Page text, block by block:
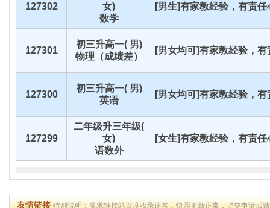
127302
女)
数学
[男生]有家教经验，有责任
127301
初三升高一( 男)
物理（成绩差）
[男女均可]有家教经验，
127300
初三升高一( 男)
英语
[男女均可]有家教经验，
127299
二年级升三年级(
女)
语数外
[女生]有家教经验，有责任
友情链接特别说明：要求链接站百度收录正常，快照更新正常，提交申请后